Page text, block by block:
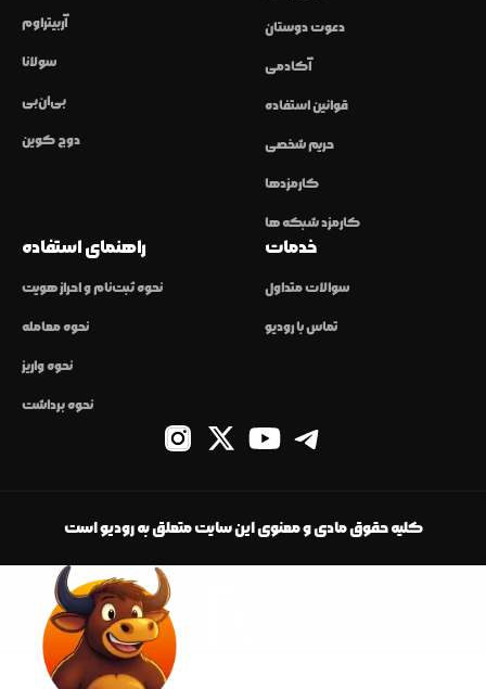
آربیتراوم
سولانا
بی‌ان‌بی
دوج کوین
دعوت دوستان
آکادمی
قوانین استفاده
حریم شخصی
کارمزدها
کارمزد شبکه ها
راهنمای استفاده
نحوه ثبت‌نام و احراز هویت
نحوه معامله
نحوه واریز
نحوه برداشت
خدمات
سوالات متداول
تماس با رودیو
کلیه حقوق مادی و معنوی این سایت متعلق به رودیو است